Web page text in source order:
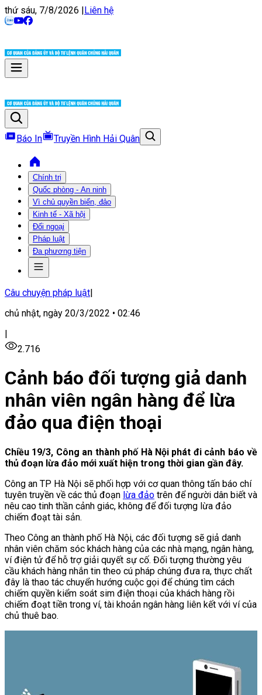
thứ sáu, 7/8/2026 |Liên hệ
Báo In Truyền Hình Hải Quân
Chính trị
Quốc phòng - An ninh
Vì chủ quyền biển, đảo
Kinh tế - Xã hội
Đối ngoại
Pháp luật
Đa phương tiện
Câu chuyện pháp luật|
chủ nhật, ngày 20/3/2022 • 02:46
|
2.716
Cảnh báo đối tượng giả danh
nhân viên ngân hàng để lừa
đảo qua điện thoại
Chiều 19/3, Công an thành phố Hà Nội phát đi cảnh báo về
thủ đoạn lừa đảo mới xuất hiện trong thời gian gần đây.
Công an TP Hà Nội sẽ phối hợp với cơ quan thông tấn báo chí
tuyên truyền về các thủ đoạn lừa đảo trên để người dân biết và
nêu cao tinh thần cảnh giác, không để đối tượng lừa đảo
chiếm đoạt tài sản.
Theo Công an thành phố Hà Nội, các đối tượng sẽ giả danh
nhân viên chăm sóc khách hàng của các nhà mạng, ngân hàng,
ví điện tử để hỗ trợ giải quyết sự cố. Đối tượng thường yêu
cầu khách hàng nhắn tin theo cú pháp chúng đưa ra, thực chất
đây là thao tác chuyển hướng cuộc gọi để chúng tìm cách
chiếm quyền kiểm soát sim điện thoại của khách hàng rồi
chiếm đoạt tiền trong ví, tài khoản ngân hàng liên kết với ví của
chủ thuê bao.